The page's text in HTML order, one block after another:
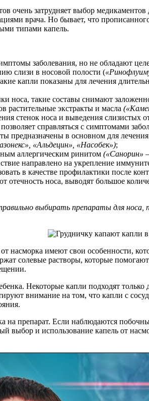
очень затрудняет выбор
врача. Но бывает, что
типами капель.
заболевания, но не обладают
слизи в носовой полости (
капли показаны для лечения
носа, такие составы снимают
растительные экстракты и масла
стенок носа и выведения слизистых
справляться с симптомами
предназначены в основном для
«Альдецин», «Насобек»);
аллергическим ринитом («Санорин»
направлено на укрепление
в качестве профилактики после
отечность носа, выводят большое
выбирать препараты для
насморка имеют свои особенности,
солевые растворы, которые
Некоторые капли подходят
внимание на том, что капли с
на препарат. Если наблюдаются
выбор и использование капель от